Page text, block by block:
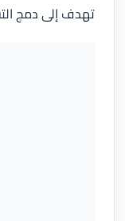
تهدف إلى دمج